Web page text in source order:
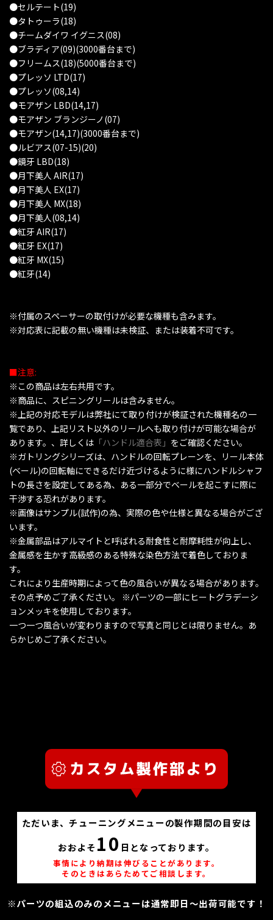
●セルテート(19)
●タトゥーラ(18)
●チームダイワ イグニス(08)
●ブラディア(09)(3000番台まで)
●フリームス(18)(5000番台まで)
●プレッソ LTD(17)
●プレッソ(08,14)
●モアザン LBD(14,17)
●モアザン ブランジーノ(07)
●モアザン(14,17)(3000番台まで)
●ルビアス(07-15)(20)
●鏡牙 LBD(18)
●月下美人 AIR(17)
●月下美人 EX(17)
●月下美人 MX(18)
●月下美人(08,14)
●紅牙 AIR(17)
●紅牙 EX(17)
●紅牙 MX(15)
●紅牙(14)
※付属のスペーサーの取付けが必要な機種も含みます。
※対応表に記載の無い機種は未検証、または装着不可です。
■注意:
※この商品は左右共用です。
※商品に、スピニングリールは含みません。
※上記の対応モデルは弊社にて取り付けが検証された機種名の一
覧であり、上記リスト以外のリールへも取り付けが可能な場合が
あります。、詳しくは 「ハンドル適合表」 をご確認ください。
※ガトリングシリーズは、ハンドルの回転プレーンを、リール本体
(ベール)の回転軸にできるだけ近づけるように様にハンドルシャフ
トの長さを設定してある為、ある一部分でベールを起こすに際に
干渉する恐れがあります。
※画像はサンプル(試作)の為、実際の色や仕様と異なる場合がござ
います。
※金属部品はアルマイトと呼ばれる耐食性と耐摩耗性が向上し、
金属感を生かす高級感のある特殊な染色方法で着色しておりま
す。
これにより生産時期によって色の風合いが異なる場合があります。
その点予めご了承ください。 ※パーツの一部にヒートグラデーシ
ョンメッキを使用しております。
一つ一つ風合いが変わりますので写真と同じとは限りません。あ
らかじめご了承ください。
ただいま、チューニングメニューの製作期間の目安は
おおよそ 10 日となっております。
事情により納期は伸びることがあります。
そのときはあらためてご相談します。
※パーツの組込のみのメニューは通常即日～出荷可能です！